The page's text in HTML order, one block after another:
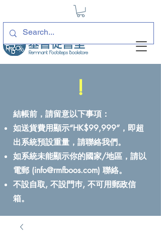
!
結帳前，請留意以下事項：
如送貨費用顯示“HK$99,999”，即超
出系統預設重量，請聯絡我們。
如系統未能顯示你的國家/地區，請以
電郵 (info@rmfboos.com) 聯絡。
不設自取, 不設門巿, 不可用郵政信
箱。